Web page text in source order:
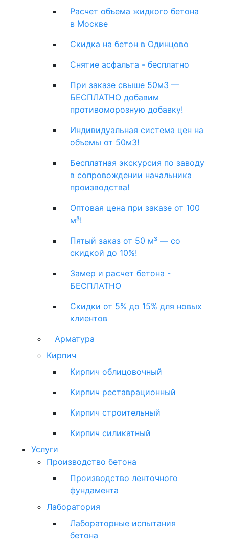
Расчет объема жидкого бетона
в Москве
Скидка на бетон в Одинцово
Снятие асфальта - бесплатно
При заказе свыше 50м3 —
БЕСПЛАТНО добавим
противоморозную добавку!
Индивидуальная система цен на
объемы от 50м3!
Бесплатная экскурсия по заводу
в сопровождении начальника
производства!
Оптовая цена при заказе от 100
м³!
Пятый заказ от 50 м³ — со
скидкой до 10%!
Замер и расчет бетона -
БЕСПЛАТНО
Скидки от 5% до 15% для новых
клиентов
Арматура
Кирпич
Кирпич облицовочный
Кирпич реставрационный
Кирпич строительный
Кирпич силикатный
Услуги
Производство бетона
Производство ленточного
фундамента
Лаборатория
Лабораторные испытания
бетона